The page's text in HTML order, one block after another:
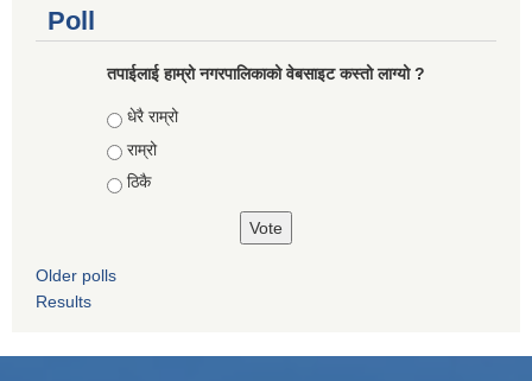
Poll
तपाईलाई हाम्रो नगरपालिकाको वेबसाइट कस्तो लाग्यो ?
Choices
धेरै राम्रो
राम्रो
ठिकै
Older polls
Results